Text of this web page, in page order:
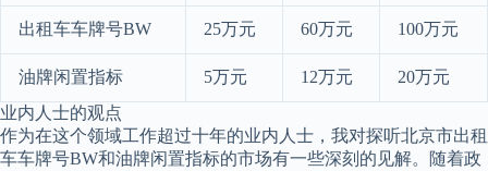
出租车车牌号BW 25万元 60万元 100万元
油牌闲置指标 5万元 12万元
20万元
业内人士的观点
作为在这个领域工作超过十年的业内人士，我对探听北京市出租
车车牌号BW和油牌闲置指标的市场有一些深刻的见解。随着政